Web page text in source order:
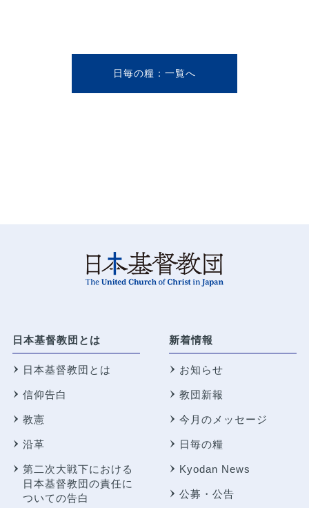
日毎の糧
日本基督教団とは
日本基督教団とは
信仰告白
教憲
沿革
第二次大戦下における
日本基督教団の責任に
ついての告白
新着情報
お知らせ
教団新報
今月のメッセージ
日毎の糧
Kyodan News
公募・公告